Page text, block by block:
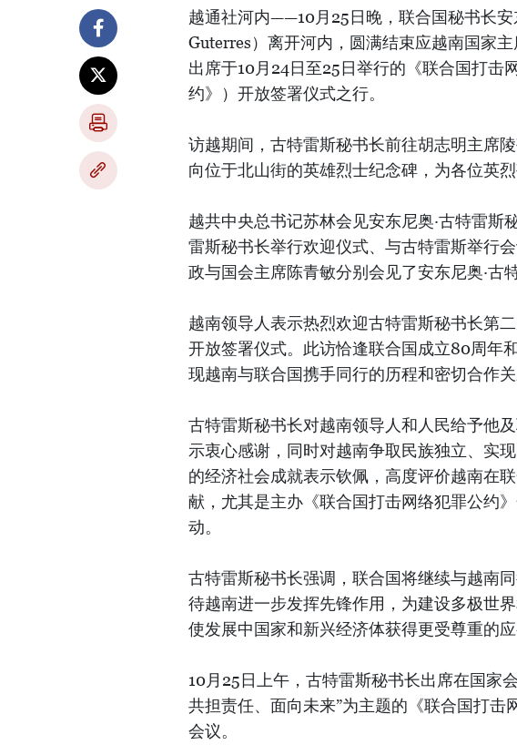
越通社河内——10月25日晚，联合国秘书长
Guterres）离开河内，圆满结束应越南国家
出席于10月24日至25日举行的《联合国打击
约》）开放签署仪式之行。
访越期间，古特雷斯秘书长前往胡志明主席
向位于北山街的英雄烈士纪念碑，为各位英烈
越共中央总书记苏林会见安东尼奥·古特雷斯
雷斯秘书长举行欢迎仪式、与古特雷斯举行
政与国会主席陈青敏分别会见了安东尼奥·古
越南领导人表示热烈欢迎古特雷斯秘书长第
开放签署仪式。此访恰逢联合国成立80周年
现越南与联合国携手同行的历程和密切合作关
古特雷斯秘书长对越南领导人和人民给予他
示衷心感谢，同时对越南争取民族独立、实
的经济社会成就表示钦佩，高度评价越南在
献，尤其是主办《联合国打击网络犯罪公约
动。
古特雷斯秘书长强调，联合国将继续与越南
待越南进一步发挥先锋作用，为建设多极世
使发展中国家和新兴经济体获得更受尊重的应
10月25日上午，古特雷斯秘书长出席在国家
共担责任、面向未来”为主题的《联合国打击
会议。